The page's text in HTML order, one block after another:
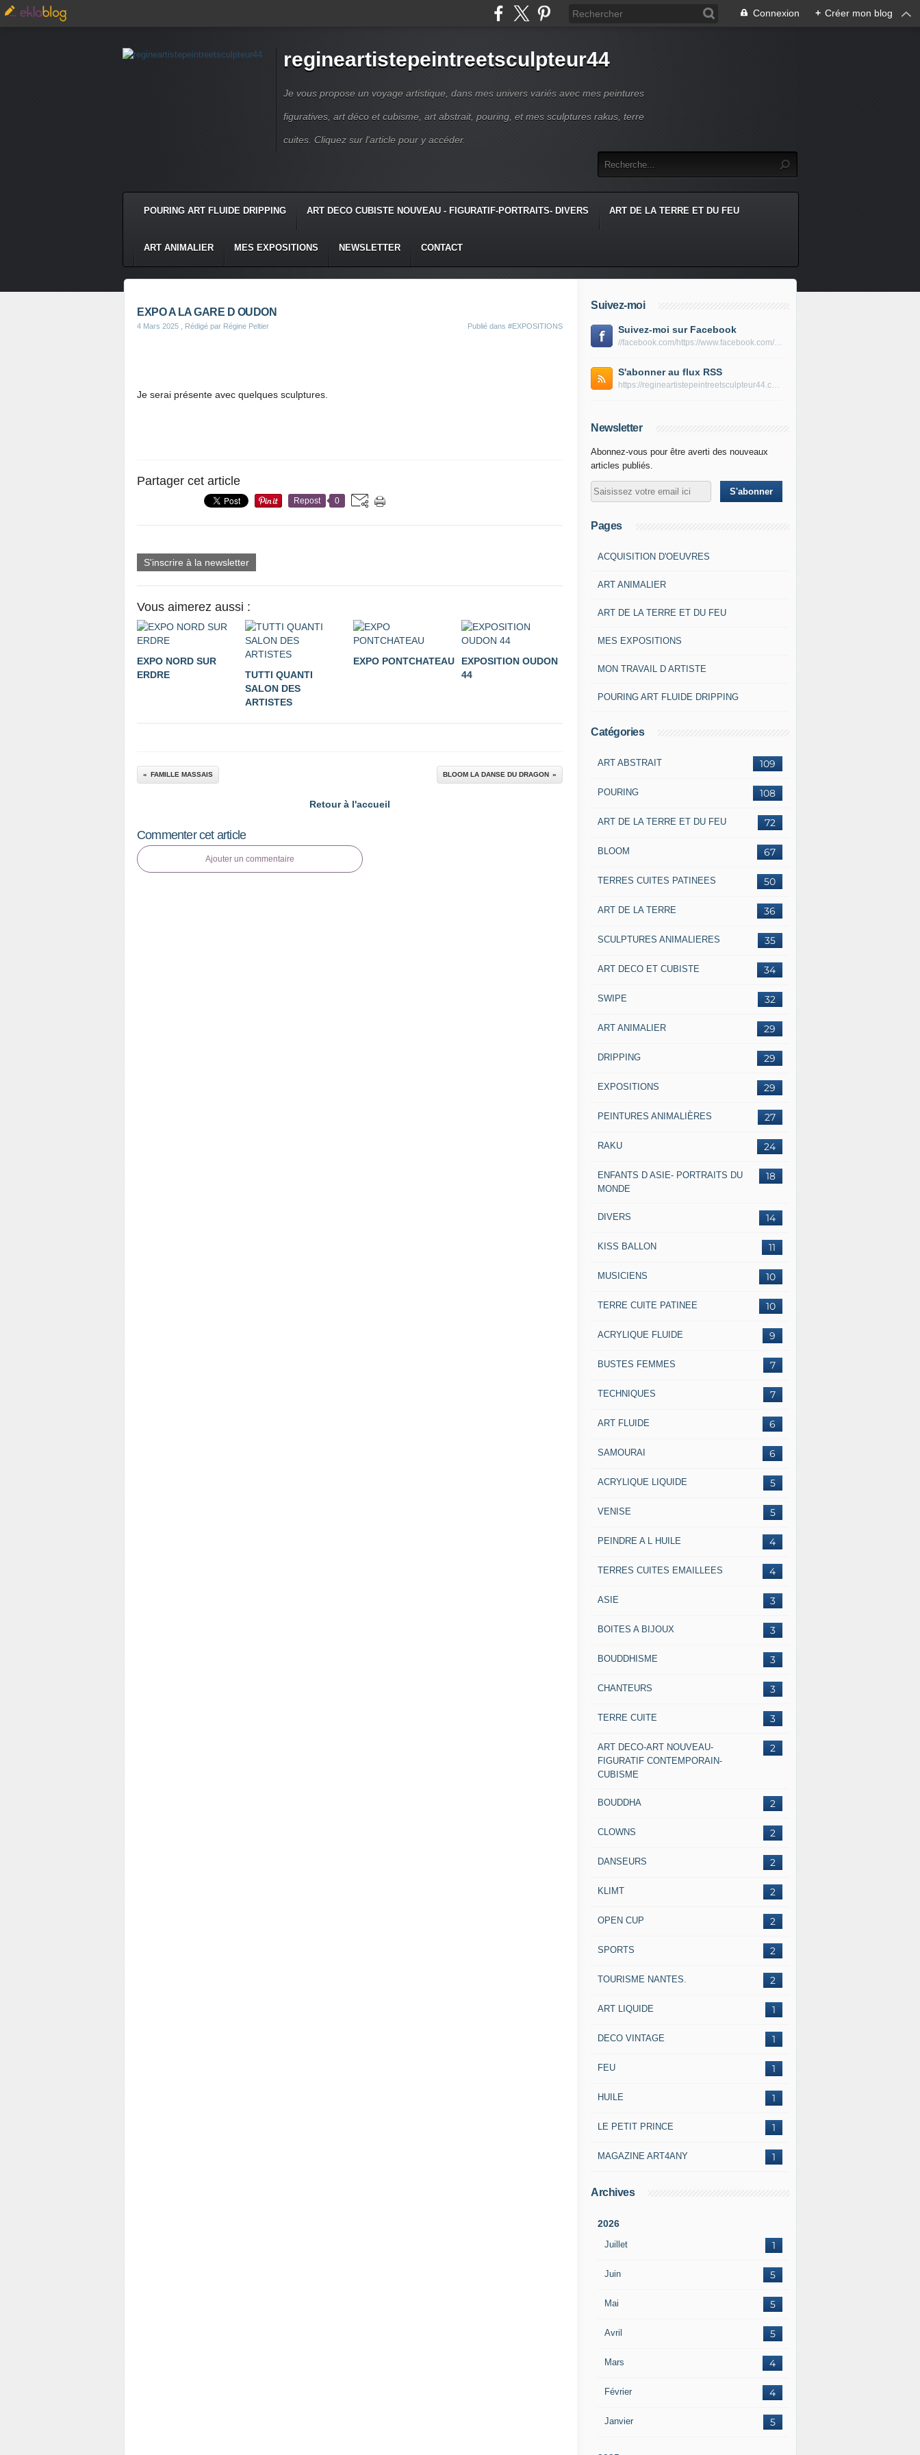
Connexion + Créer mon blog
regineartistepeintreetsculpteur44
Je vous propose un voyage artistique, dans mes univers variés avec mes peintures
figuratives, art déco et cubisme, art abstrait, pouring, et mes sculptures rakus, terre
cuites. Cliquez sur l'article pour y accéder.
POURING ART FLUIDE DRIPPING ART DECO CUBISTE NOUVEAU - FIGURATIF-PORTRAITS- DIVERS ART DE LA TERRE ET DU FEU
ART ANIMALIER MES EXPOSITIONS NEWSLETTER CONTACT
EXPO A LA GARE D OUDON
4 Mars 2025 , Rédigé par Régine Peltier Publié dans #EXPOSITIONS
Je serai présente avec quelques sculptures.
Partager cet article
Repost 0
S'inscrire à la newsletter
Vous aimerez aussi :
EXPO NORD SUR
ERDRE
TUTTI QUANTI
SALON DES
ARTISTES
EXPO PONTCHATEAU
EXPOSITION OUDON
44
FAMILLE MASSAIS BLOOM LA DANSE DU DRAGON
Retour à l'accueil
Commenter cet article
Ajouter un commentaire
Suivez-moi
Suivez-moi sur Facebook
//facebook.com/https://www.facebook.com/peltierregine
S'abonner au flux RSS
https://regineartistepeintreetsculpteur44.com/rss
Newsletter
Abonnez-vous pour être averti des nouveaux
articles publiés.
Pages
ACQUISITION D'OEUVRES
ART ANIMALIER
ART DE LA TERRE ET DU FEU
MES EXPOSITIONS
MON TRAVAIL D ARTISTE
POURING ART FLUIDE DRIPPING
Catégories
109
ART ABSTRAIT
108
POURING
72
ART DE LA TERRE ET DU FEU
67
BLOOM
50
TERRES CUITES PATINEES
36
ART DE LA TERRE
35
SCULPTURES ANIMALIERES
34
ART DECO ET CUBISTE
32
SWIPE
29
ART ANIMALIER
29
DRIPPING
29
EXPOSITIONS
27
PEINTURES ANIMALIÈRES
24
RAKU
18
ENFANTS D ASIE- PORTRAITS DU
MONDE
14
DIVERS
11
KISS BALLON
10
MUSICIENS
10
TERRE CUITE PATINEE
9
ACRYLIQUE FLUIDE
7
BUSTES FEMMES
7
TECHNIQUES
6
ART FLUIDE
6
SAMOURAI
5
ACRYLIQUE LIQUIDE
5
VENISE
4
PEINDRE A L HUILE
4
TERRES CUITES EMAILLEES
3
ASIE
3
BOITES A BIJOUX
3
BOUDDHISME
3
CHANTEURS
3
TERRE CUITE
2
ART DECO-ART NOUVEAU-
FIGURATIF CONTEMPORAIN-
CUBISME
2
BOUDDHA
2
CLOWNS
2
DANSEURS
2
KLIMT
2
OPEN CUP
2
SPORTS
2
TOURISME NANTES.
1
ART LIQUIDE
1
DECO VINTAGE
1
FEU
1
HUILE
1
LE PETIT PRINCE
1
MAGAZINE ART4ANY
Archives
2026
Juillet 1
Juin 5
Mai 5
Avril 5
Mars 4
Février 4
Janvier 5